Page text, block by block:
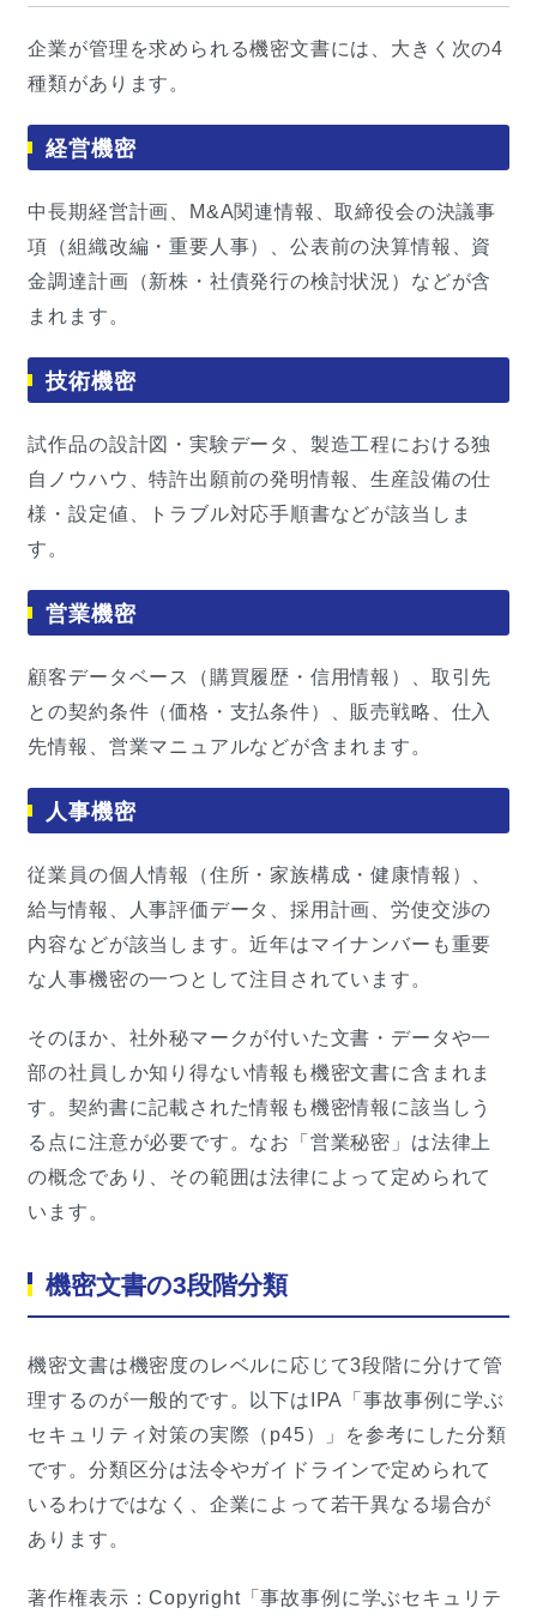
企業が管理を求められる機密文書には、大きく次の4
種類があります。
経営機密
中長期経営計画、M&A関連情報、取締役会の決議事
項（組織改編・重要人事）、公表前の決算情報、資
金調達計画（新株・社債発行の検討状況）などが含
まれます。
技術機密
試作品の設計図・実験データ、製造工程における独
自ノウハウ、特許出願前の発明情報、生産設備の仕
様・設定値、トラブル対応手順書などが該当しま
す。
営業機密
顧客データベース（購買履歴・信用情報）、取引先
との契約条件（価格・支払条件）、販売戦略、仕入
先情報、営業マニュアルなどが含まれます。
人事機密
従業員の個人情報（住所・家族構成・健康情報）、
給与情報、人事評価データ、採用計画、労使交渉の
内容などが該当します。近年はマイナンバーも重要
な人事機密の一つとして注目されています。
そのほか、社外秘マークが付いた文書・データや一
部の社員しか知り得ない情報も機密文書に含まれま
す。契約書に記載された情報も機密情報に該当しう
る点に注意が必要です。なお「営業秘密」は法律上
の概念であり、その範囲は法律によって定められて
います。
機密文書の3段階分類
機密文書は機密度のレベルに応じて3段階に分けて管
理するのが一般的です。以下はIPA「事故事例に学ぶ
セキュリティ対策の実際（p45）」を参考にした分類
です。分類区分は法令やガイドラインで定められて
いるわけではなく、企業によって若干異なる場合が
あります。
著作権表示：Copyright「事故事例に学ぶセキュリテ